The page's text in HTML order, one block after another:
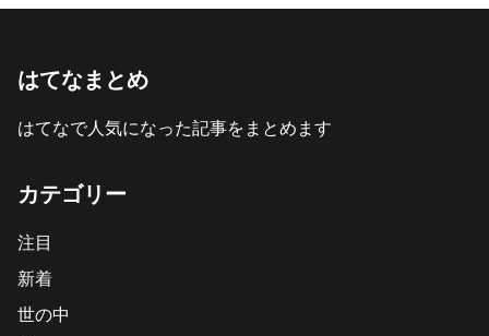
はてなまとめ
はてなで人気になった記事をまとめます
カテゴリー
注目
新着
世の中